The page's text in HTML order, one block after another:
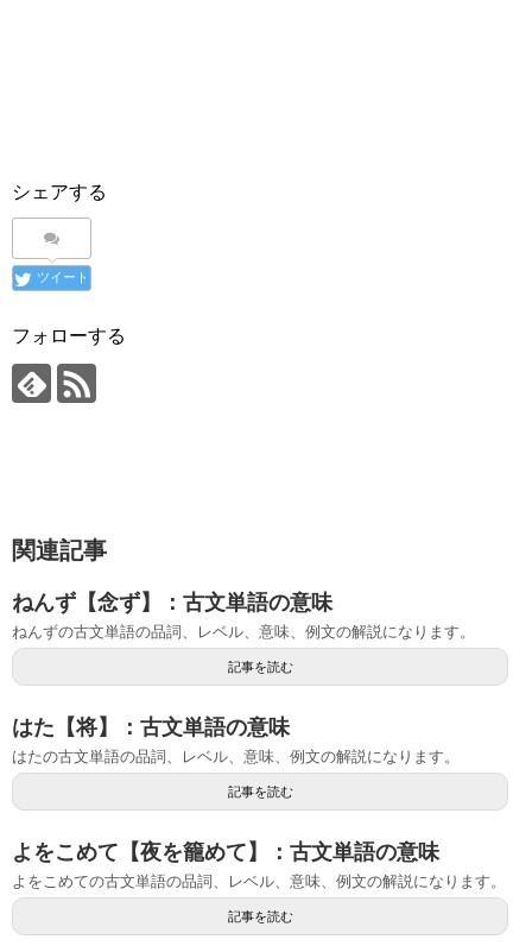
シェアする
ツイート
フォローする
関連記事
ねんず【念ず】：古文単語の意味
ねんずの古文単語の品詞、レベル、意味、例文の解説になります。
記事を読む
はた【将】：古文単語の意味
はたの古文単語の品詞、レベル、意味、例文の解説になります。
記事を読む
よをこめて【夜を籠めて】：古文単語の意味
よをこめての古文単語の品詞、レベル、意味、例文の解説になります。
記事を読む